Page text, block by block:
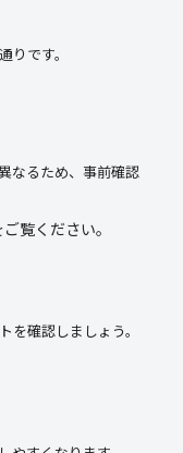
です。
なるため、事前確認
ご覧ください。
確認しましょう。